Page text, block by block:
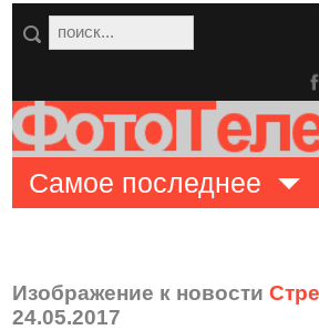
Самое последнее
Изображение к новости
24.05.2017